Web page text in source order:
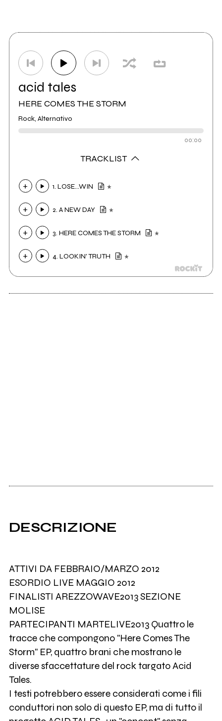
acid tales
HERE COMES THE STORM
Rock, Alternativo
00:00
TRACKLIST
1. LOSE...WIN
2. A NEW DAY
3. HERE COMES THE STORM
4. LOOKIN' TRUTH
DESCRIZIONE
ATTIVI DA FEBBRAIO/MARZO 2012
ESORDIO LIVE MAGGIO 2012
FINALISTI AREZZOWAVE2013 SEZIONE
MOLISE
PARTECIPANTI MARTELIVE2013 Quattro le
tracce che compongono "Here Comes The
Storm" EP, quattro brani che mostrano le
diverse sfaccettature del rock targato Acid
Tales.
I testi potrebbero essere considerati come i fili
conduttori non solo di questo EP, ma di tutto il